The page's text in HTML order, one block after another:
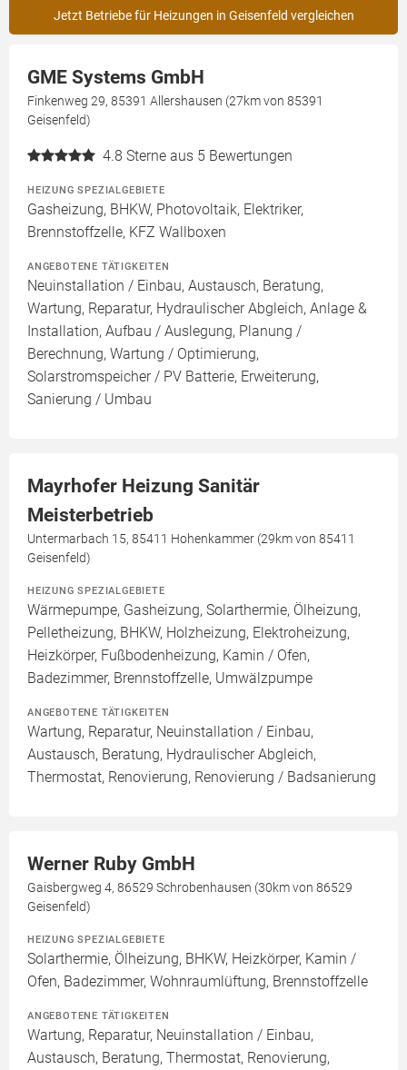
Jetzt Betriebe für Heizungen in Geisenfeld vergleichen
GME Systems GmbH
Finkenweg 29, 85391 Allershausen (27km von 85391
Geisenfeld)
4.8 Sterne aus 5 Bewertungen
HEIZUNG SPEZIALGEBIETE
Gasheizung, BHKW, Photovoltaik, Elektriker,
Brennstoffzelle, KFZ Wallboxen
ANGEBOTENE TÄTIGKEITEN
Neuinstallation / Einbau, Austausch, Beratung,
Wartung, Reparatur, Hydraulischer Abgleich, Anlage &
Installation, Aufbau / Auslegung, Planung /
Berechnung, Wartung / Optimierung,
Solarstromspeicher / PV Batterie, Erweiterung,
Sanierung / Umbau
Mayrhofer Heizung Sanitär
Meisterbetrieb
Untermarbach 15, 85411 Hohenkammer (29km von 85411
Geisenfeld)
HEIZUNG SPEZIALGEBIETE
Wärmepumpe, Gasheizung, Solarthermie, Ölheizung,
Pelletheizung, BHKW, Holzheizung, Elektroheizung,
Heizkörper, Fußbodenheizung, Kamin / Ofen,
Badezimmer, Brennstoffzelle, Umwälzpumpe
ANGEBOTENE TÄTIGKEITEN
Wartung, Reparatur, Neuinstallation / Einbau,
Austausch, Beratung, Hydraulischer Abgleich,
Thermostat, Renovierung, Renovierung / Badsanierung
Werner Ruby GmbH
Gaisbergweg 4, 86529 Schrobenhausen (30km von 86529
Geisenfeld)
HEIZUNG SPEZIALGEBIETE
Solarthermie, Ölheizung, BHKW, Heizkörper, Kamin /
Ofen, Badezimmer, Wohnraumlüftung, Brennstoffzelle
ANGEBOTENE TÄTIGKEITEN
Wartung, Reparatur, Neuinstallation / Einbau,
Austausch, Beratung, Thermostat, Renovierung,